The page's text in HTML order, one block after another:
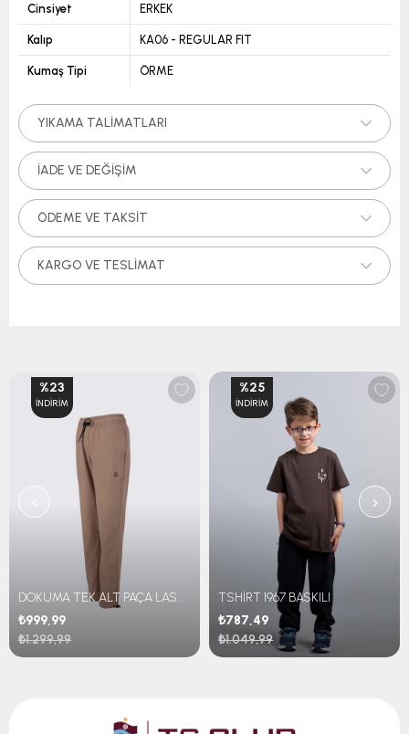
Cinsiyet ERKEK
Kalıp KA06 - REGULAR FIT
Kumaş Tipi ÖRME
YIKAMA TALIMATLARI
İADE VE DEĞIŞIM
ÖDEME VE TAKSIT
KARGO VE TESLIMAT
DOKUMA TEK ALT PAÇA LASTİKLİ
₺999,99
₺1.299,99
%23
İNDIRIM
TSHİRT 1967 BASKILI
₺787,49
₺1.049,99
%25
İNDIRIM
‹ ›